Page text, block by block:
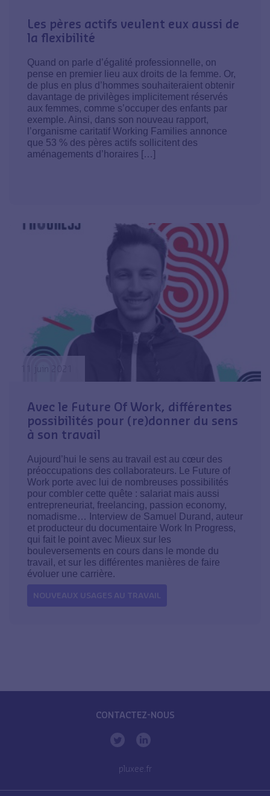
Les pères actifs veulent eux aussi de
la flexibilité
Quand on parle d’égalité professionnelle, on
pense en premier lieu aux droits de la femme. Or,
de plus en plus d’hommes souhaiteraient obtenir
davantage de privilèges implicitement réservés
aux femmes, comme s’occuper des enfants par
exemple. Ainsi, dans son nouveau rapport,
l’organisme caritatif Working Families annonce
que 53 % des pères actifs sollicitent des
aménagements d’horaires […]
11 juin 2021
Avec le Future Of Work, différentes
possibilités pour (re)donner du sens
à son travail
Aujourd’hui le sens au travail est au cœur des
préoccupations des collaborateurs. Le Future of
Work porte avec lui de nombreuses possibilités
pour combler cette quête : salariat mais aussi
entrepreneuriat, freelancing, passion economy,
nomadisme… Interview de Samuel Durand, auteur
et producteur du documentaire Work In Progress,
qui fait le point avec Mieux sur les
bouleversements en cours dans le monde du
travail, et sur les différentes manières de faire
évoluer une carrière.
NOUVEAUX USAGES AU TRAVAIL
CONTACTEZ-NOUS
pluxee.fr